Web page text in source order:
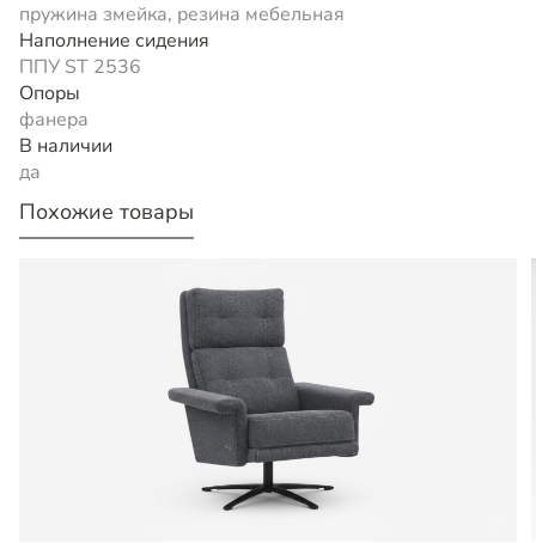
пружина змейка, резина мебельная
Наполнение сидения
ППУ ST 2536
Опоры
фанера
В наличии
да
Похожие товары